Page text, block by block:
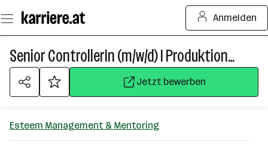
Seiteninhalt
springen
Anmelden
Senior ControllerIn (m/w/d) I Produktionscontrolling
Jetzt bewerben
Esteem Management & Mentoring